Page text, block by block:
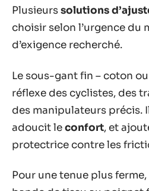
Plusieurssolutions
choisir selon l’urgence du
d’exigence recherché.
Le sous-gant fin – coton
réflexe des cyclistes, des
des manipulateurs précis.
adoucit leconfort, et
protectrice contre les
Pour une tenue plus ferme,